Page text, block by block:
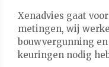
Xenadvies gaat
metingen, wij
bouwvergunning
keuringen nodig